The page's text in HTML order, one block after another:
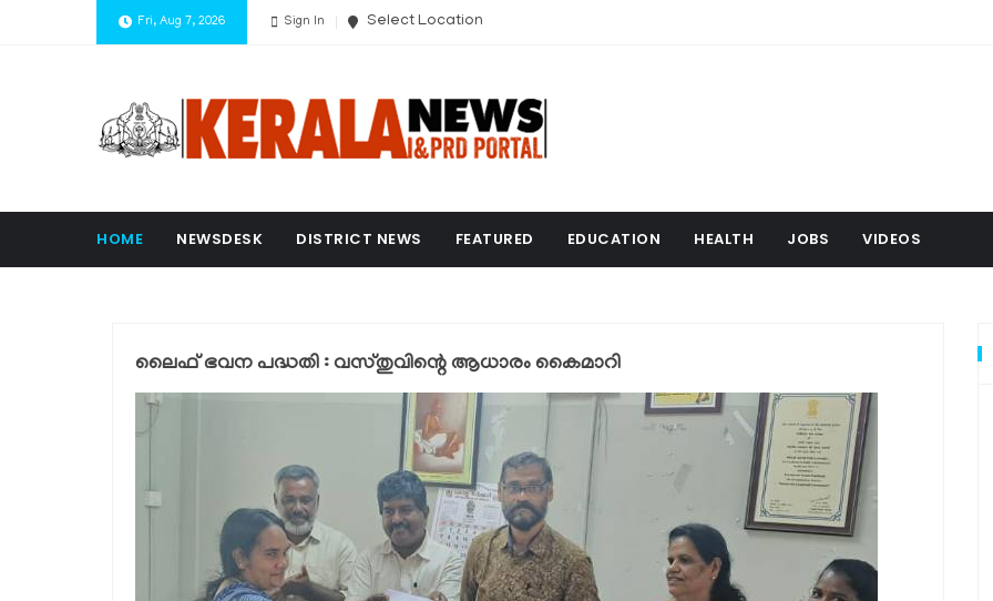
Fri, Aug 7, 2026 Sign In Select Location
HOME NEWSDESK DISTRICT NEWS FEATURED EDUCATION HEALTH JOBS VIDEOS
ലൈഫ് ഭവന പദ്ധതി : വസ്തുവിന്റെ ആധാരം കൈമാറി